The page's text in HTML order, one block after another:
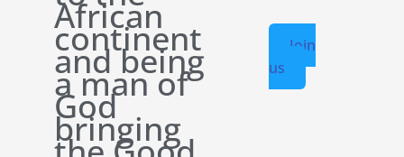
African
continent
and being
a man of
God
bringing
Join
us